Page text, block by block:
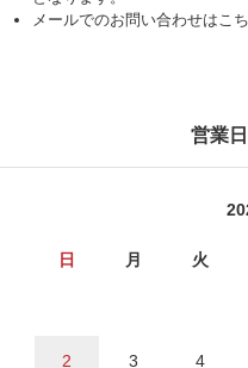
メールでのお問い合わせはこ
営業
日 月 火
2 3 4